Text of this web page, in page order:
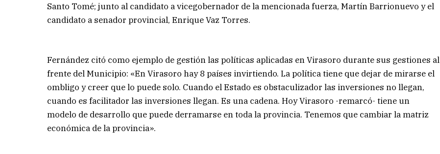
Santo Tomé; junto al candidato a vicegobernador de la mencionada fuerza, Martín Barrionuevo y el
candidato a senador provincial, Enrique Vaz Torres.
Fernández citó como ejemplo de gestión las políticas aplicadas en Virasoro durante sus gestiones al
frente del Municipio: «En Virasoro hay 8 países invirtiendo. La política tiene que dejar de mirarse el
ombligo y creer que lo puede solo. Cuando el Estado es obstaculizador las inversiones no llegan,
cuando es facilitador las inversiones llegan. Es una cadena. Hoy Virasoro -remarcó- tiene un
modelo de desarrollo que puede derramarse en toda la provincia. Tenemos que cambiar la matriz
económica de la provincia».